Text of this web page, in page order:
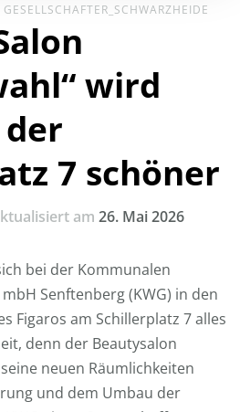
GESELLSCHAFTER_SCHWARZHEIDE
wird
7 schöner
am26. Mai 2026
bei der Kommunalen
Senftenberg (KWG) in den
Figaros am Schillerplatz 7 alles
denn der Beautysalon
neuen Räumlichkeiten
und dem Umbau der